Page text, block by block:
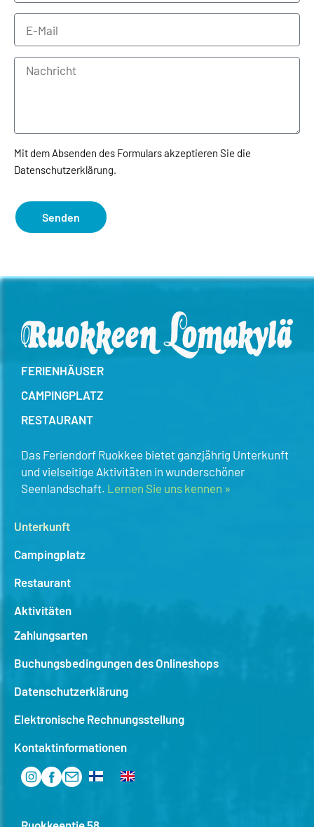
Mit dem Absenden des Formulars akzeptieren Sie die
Datenschutzerklärung.
Senden
FERIENHÄUSER
CAMPINGPLATZ
RESTAURANT
Das Feriendorf Ruokkee bietet ganzjährig Unterkunft
und vielseitige Aktivitäten in wunderschöner
Seenlandschaft. Lernen Sie uns kennen »
Unterkunft
Campingplatz
Restaurant
Aktivitäten
Zahlungsarten
Buchungsbedingungen des Onlineshops
Datenschutzerklärung
Elektronische Rechnungsstellung
Kontaktinformationen